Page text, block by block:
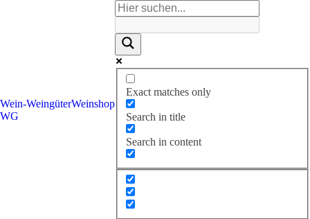
Wein-
WG
WeingüterWeinshop
Exact matches only
Search in title
Search in content